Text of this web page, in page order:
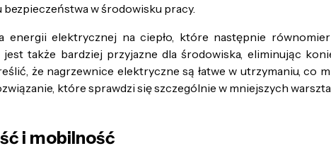
w środowisku pracy.
energii elektrycznej na ciepło, które następnie
także bardziej przyjazne dla środowiska, eliminując
że nagrzewnice elektryczne są łatwe w utrzymaniu, co
które sprawdzi się szczególnie w mniejszych
i mobilność